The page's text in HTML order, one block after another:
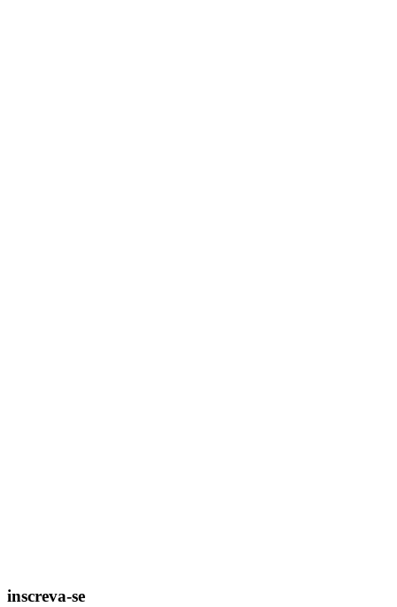
inscreva-se